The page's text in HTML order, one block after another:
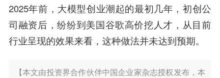
2025年前，大模型创业潮起的最初几年，初创公
司融资后，纷纷到美国谷歌高价挖人才，从目前
行业呈现的效果来看，这种做法并未达到预期。
【本文由投资界合作伙伴中国企业家杂志授权发布，本